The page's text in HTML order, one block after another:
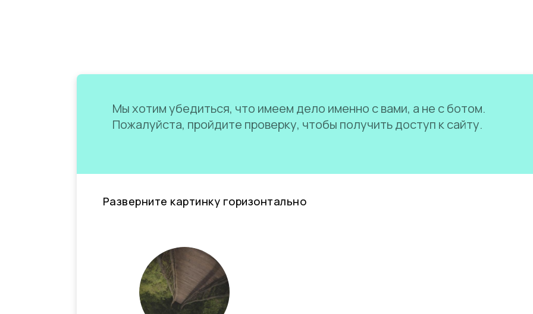
Мы хотим убедиться, что имеем дело именно с вами, а не с ботом.
Пожалуйста, пройдите проверку, чтобы получить доступ к сайту.
Разверните картинку горизонтально